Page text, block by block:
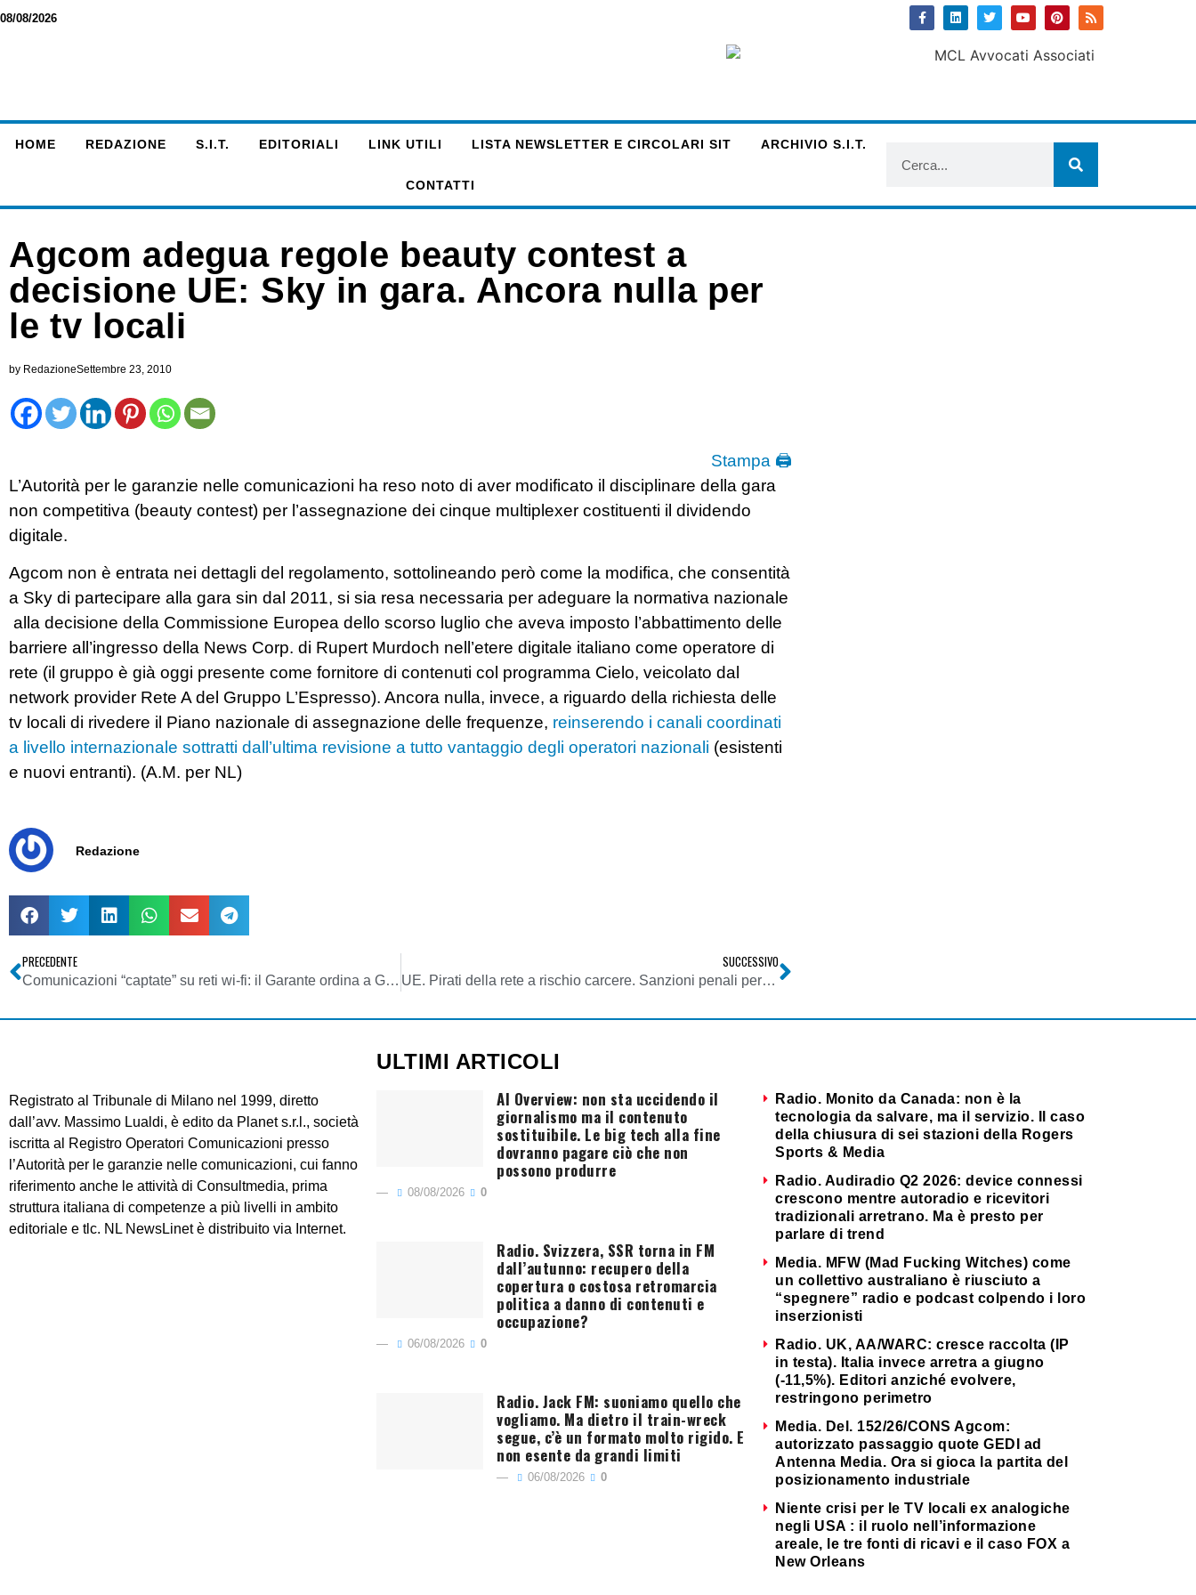
08/08/2026
HOME REDAZIONE S.I.T. EDITORIALI LINK UTILI LISTA NEWSLETTER E CIRCOLARI SIT ARCHIVIO S.I.T.
CONTATTI
Agcom adegua regole beauty contest a
decisione UE: Sky in gara. Ancora nulla per
le tv locali
by RedazioneSettembre 23, 2010
Stampa 🖨
L’Autorità per le garanzie nelle comunicazioni ha reso noto di aver modificato il disciplinare della gara
non competitiva (beauty contest) per l’assegnazione dei cinque multiplexer costituenti il dividendo
digitale.
Agcom non è entrata nei dettagli del regolamento, sottolineando però come la modifica, che consentità
a Sky di partecipare alla gara sin dal 2011, si sia resa necessaria per adeguare la normativa nazionale
alla decisione della Commissione Europea dello scorso luglio che aveva imposto l’abbattimento delle
barriere all’ingresso della News Corp. di Rupert Murdoch nell’etere digitale italiano come operatore di
rete (il gruppo è già oggi presente come fornitore di contenuti col programma Cielo, veicolato dal
network provider Rete A del Gruppo L’Espresso). Ancora nulla, invece, a riguardo della richiesta delle
tv locali di rivedere il Piano nazionale di assegnazione delle frequenze, reinserendo i canali coordinati
a livello internazionale sottratti dall’ultima revisione a tutto vantaggio degli operatori nazionali (esistenti
e nuovi entranti). (A.M. per NL)
Redazione
PRECEDENTE
Comunicazioni “captate” su reti wi-fi: il Garante ordina a Google Street View il blocco dei dati e trasmette gli atti alla magistratura
SUCCESSIVO
UE. Pirati della rete a rischio carcere. Sanzioni penali per chi scarica materiale protetto da diritto autore
Registrato al Tribunale di Milano nel 1999, diretto
dall’avv. Massimo Lualdi, è edito da Planet s.r.l., società
iscritta al Registro Operatori Comunicazioni presso
l’Autorità per le garanzie nelle comunicazioni, cui fanno
riferimento anche le attività di Consultmedia, prima
struttura italiana di competenze a più livelli in ambito
editoriale e tlc. NL NewsLinet è distribuito via Internet.
ULTIMI ARTICOLI
AI Overview: non sta uccidendo il
giornalismo ma il contenuto
sostituibile. Le big tech alla fine
dovranno pagare ciò che non
possono produrre
08/08/2026 0
Radio. Svizzera, SSR torna in FM
dall’autunno: recupero della
copertura o costosa retromarcia
politica a danno di contenuti e
occupazione?
06/08/2026 0
Radio. Jack FM: suoniamo quello che
vogliamo. Ma dietro il train-wreck
segue, c’è un formato molto rigido. E
non esente da grandi limiti
06/08/2026 0
Radio. Monito da Canada: non è la
tecnologia da salvare, ma il servizio. Il caso
della chiusura di sei stazioni della Rogers
Sports & Media
Radio. Audiradio Q2 2026: device connessi
crescono mentre autoradio e ricevitori
tradizionali arretrano. Ma è presto per
parlare di trend
Media. MFW (Mad Fucking Witches) come
un collettivo australiano è riusciuto a
“spegnere” radio e podcast colpendo i loro
inserzionisti
Radio. UK, AA/WARC: cresce raccolta (IP
in testa). Italia invece arretra a giugno
(-11,5%). Editori anziché evolvere,
restringono perimetro
Media. Del. 152/26/CONS Agcom:
autorizzato passaggio quote GEDI ad
Antenna Media. Ora si gioca la partita del
posizionamento industriale
Niente crisi per le TV locali ex analogiche
negli USA : il ruolo nell’informazione
areale, le tre fonti di ricavi e il caso FOX a
New Orleans